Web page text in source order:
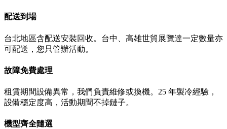
配送到場
台北地區含配送安裝回收。台中、高雄世貿展覽達一定數量亦
可配送，您只管辦活動。
故障免費處理
租賃期間設備異常，我們負責維修或換機。25 年製冷經驗，
設備穩定度高，活動期間不掉鏈子。
機型齊全隨選